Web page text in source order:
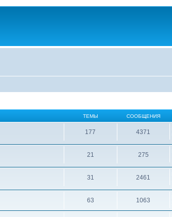
ТЕМЫ СООБЩЕНИЯ
177 4371
21 275
31 2461
63 1063